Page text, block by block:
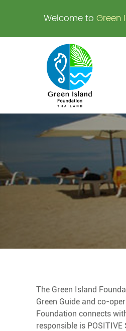
Welcome to Green
The Green Island
Green Guide and co-
Foundation connects
responsible is